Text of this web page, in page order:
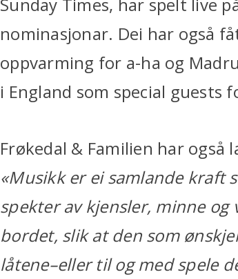
nominasjonar. Dei har også
oppvarming for a-ha og
i England som special guests
Frøkedal & Familien har også
«Musikk er ei samlande kraft
spekter av kjensler, minne
bordet, slik at den som
låtene–eller til og med spele